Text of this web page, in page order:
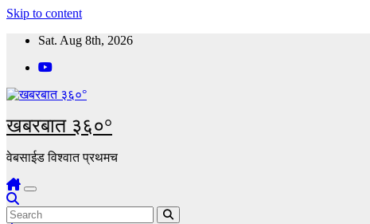
Skip to content
Sat. Aug 8th, 2026
खबरबात ३६०°
वेबसाईड विश्वात प्रथमच